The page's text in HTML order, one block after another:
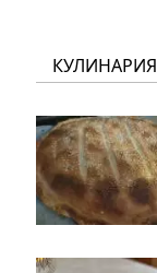
КУЛИНАРИЯ